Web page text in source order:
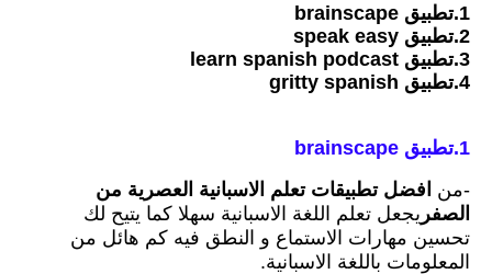
1.تطبيق brainscape
2.تطبيق speak easy
3.تطبيق learn spanish podcast
4.تطبيق gritty spanish
1.تطبيق brainscape
-من افضل تطبيقات تعلم الاسبانية العصرية من
الصفر يجعل تعلم اللغة الاسبانية سهلا كما يتيح لك
تحسين مهارات الاستماع و النطق فيه كم هائل من
المعلومات باللغة الاسبانية.